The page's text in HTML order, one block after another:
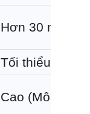
Hơn 30 năm
Tối thiểu
Cao (Mô-đun)